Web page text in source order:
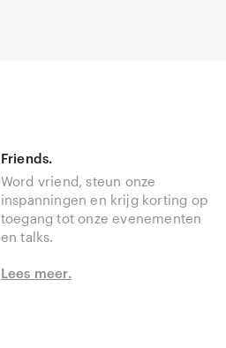
Friends.
Word vriend, steun onze
inspanningen en krijg korting op
toegang tot onze evenementen
en talks.
Lees meer.